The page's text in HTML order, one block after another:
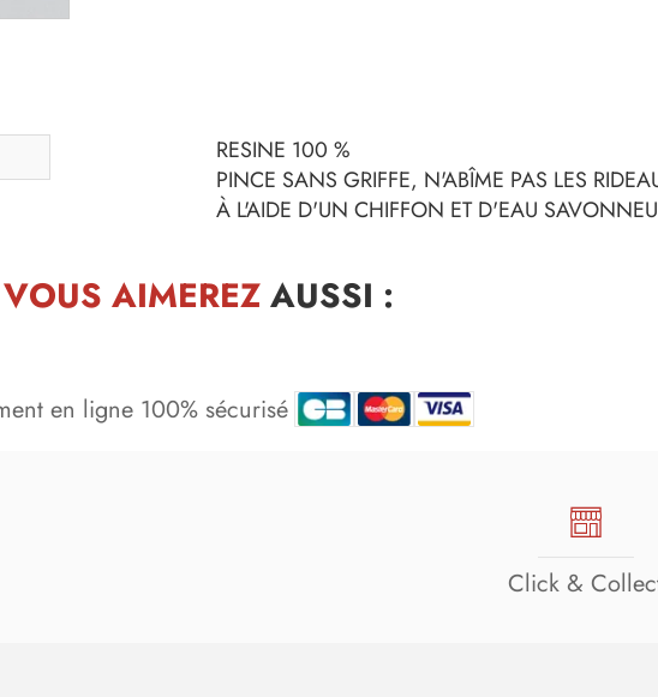
RESINE 100 %
PINCE SANS GRIFFE, N'ABÎME PAS LES
À L'AIDE D'UN CHIFFON ET D'EAU
VOUS AIMEREZAUSSI :
en ligne 100% sécurisé
Click &